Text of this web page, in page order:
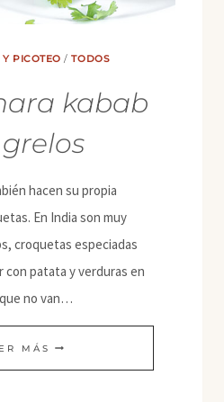
Y PICOTEO /TODOS
kabab
hacen su propia
En India son muy
croquetas especiadas
con patata y verduras en
no van…
MÁS HARA
BHARA